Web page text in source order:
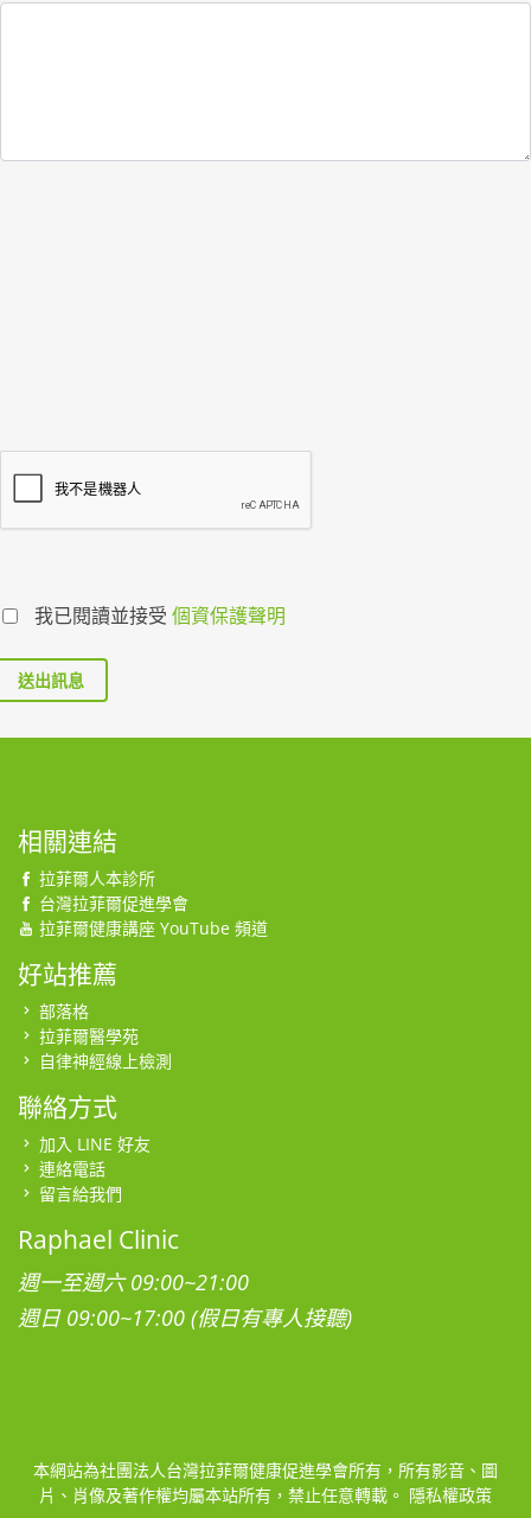
我已閱讀並接受 個資保護聲明
送出訊息
相關連結
拉菲爾人本診所
台灣拉菲爾促進學會
拉菲爾健康講座 YouTube 頻道
好站推薦
部落格
拉菲爾醫學苑
自律神經線上檢測
聯絡方式
加入 LINE 好友
連絡電話
留言給我們
Raphael Clinic
週一至週六 09:00~21:00
週日 09:00~17:00 (假日有專人接聽)
本網站為社團法人台灣拉菲爾健康促進學會所有，所有影音、圖
片、肖像及著作權均屬本站所有，禁止任意轉載。 隱私權政策